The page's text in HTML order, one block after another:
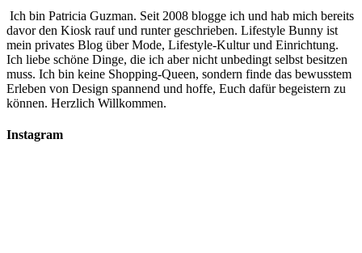
Ich bin Patricia Guzman. Seit 2008 blogge ich und hab mich bereits
davor den Kiosk rauf und runter geschrieben. Lifestyle Bunny ist
mein privates Blog über Mode, Lifestyle-Kultur und Einrichtung.
Ich liebe schöne Dinge, die ich aber nicht unbedingt selbst besitzen
muss. Ich bin keine Shopping-Queen, sondern finde das bewusstem
Erleben von Design spannend und hoffe, Euch dafür begeistern zu
können. Herzlich Willkommen.
Instagram